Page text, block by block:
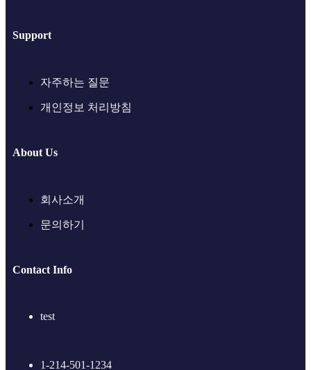
Support
자주하는 질문
개인정보 처리방침
About Us
회사소개
문의하기
Contact Info
test
1-214-501-1234